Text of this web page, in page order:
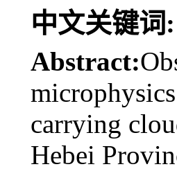
中文关键词:
Abstract:
carrying
Hebei